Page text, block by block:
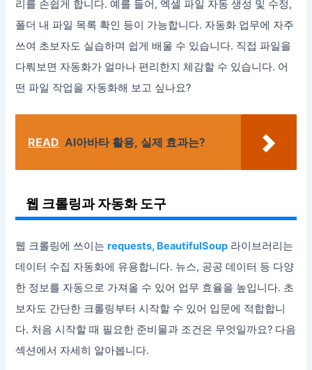
리를 손쉽게 합니다. 예를 들어, 엑셀 파일 자동 생성 및 수정,
폴더 내 파일 목록 확인 등이 가능합니다. 자동화 업무에 자주
쓰여 초보자도 실습하며 쉽게 배울 수 있습니다. 직접 파일을
다뤄보면 자동화가 얼마나 편리한지 체감할 수 있습니다. 어
떤 파일 작업을 자동화해 보고 싶나요?
READ AI아바타 활용, 실제 효과는?
웹 크롤링과 자동화 도구
웹 크롤링에 쓰이는requests, BeautifulSoup 라이브러리는
데이터 수집 자동화에 유용합니다. 뉴스, 공공 데이터 등 다양
한 정보를 자동으로 가져올 수 있어 업무 효율을 높입니다. 초
보자도 간단한 크롤링부터 시작할 수 있어 입문에 적합합니
다. 처음 시작할 때 필요한 준비물과 조건은 무엇일까요? 다음
섹션에서 자세히 알아봅니다.